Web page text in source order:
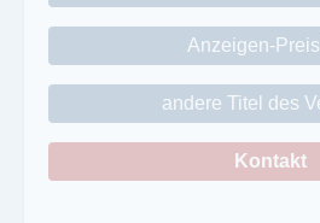
Anzeigen-
andere Titel des
Kontakt